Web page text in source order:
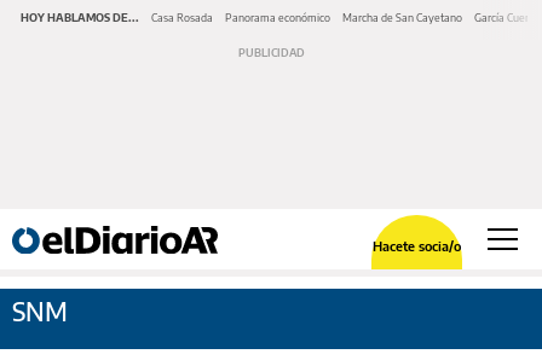
HOY HABLAMOS DE... Casa Rosada Panorama económico Marcha de San Cayetano García Cuerva
Hacete socia/o
SNM